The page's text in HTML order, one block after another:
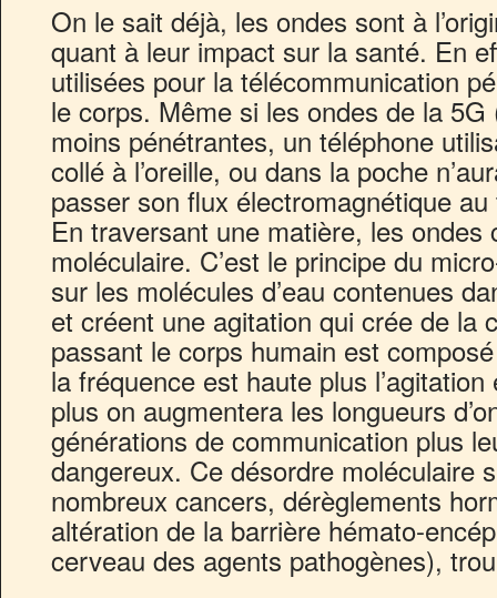
On le sait déjà, les ondes sont à
quant à leur impact sur la santé. En
utilisées pour la télécommunication
le corps. Même si les ondes de la
moins pénétrantes, un téléphone
collé à l’oreille, ou dans la poche
passer son flux électromagnétique
En traversant une matière, les ondes
moléculaire. C’est le principe du
sur les molécules d’eau contenues
et créent une agitation qui crée de la
passant le corps humain est
la fréquence est haute plus
plus on augmentera les longueurs
générations de communication plus
dangereux. Ce désordre moléculaire
nombreux cancers, dérèglements
altération de la barrière hémato-
cerveau des agents pathogènes),